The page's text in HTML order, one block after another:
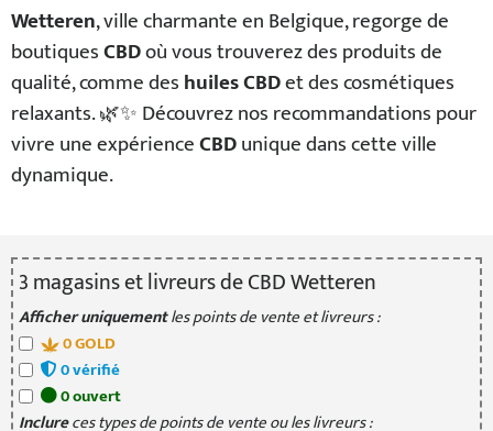
Wetteren, ville charmante en Belgique, regorge de
boutiquesCBDoù vous trouverez des produits de
qualité, comme deshuiles CBDet des cosmétiques
relaxants. 🌿✨ Découvrez nos recommandations pour
vivre une expérienceCBDunique dans cette ville
dynamique.
3magasinset livreursde CBD Wetteren
Afficher uniquementles points de vente et livreurs :
0GOLD
0vérifié
0ouvert
Inclureces types de points de vente ou les livreurs :